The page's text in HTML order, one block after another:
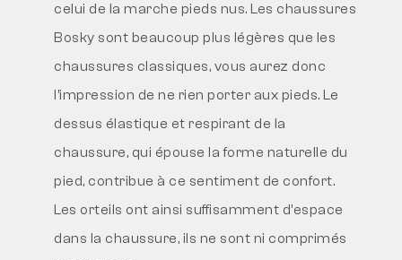
celui de la marche pieds nus. Les chaussures
Bosky sont beaucoup plus légères que les
chaussures classiques, vous aurez donc
l’impression de ne rien porter aux pieds. Le
dessus élastique et respirant de la
chaussure, qui épouse la forme naturelle du
pied, contribue à ce sentiment de confort.
Les orteils ont ainsi suffisamment d’espace
dans la chaussure, ils ne sont ni comprimés